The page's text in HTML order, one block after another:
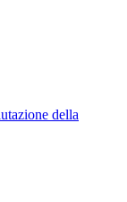
della